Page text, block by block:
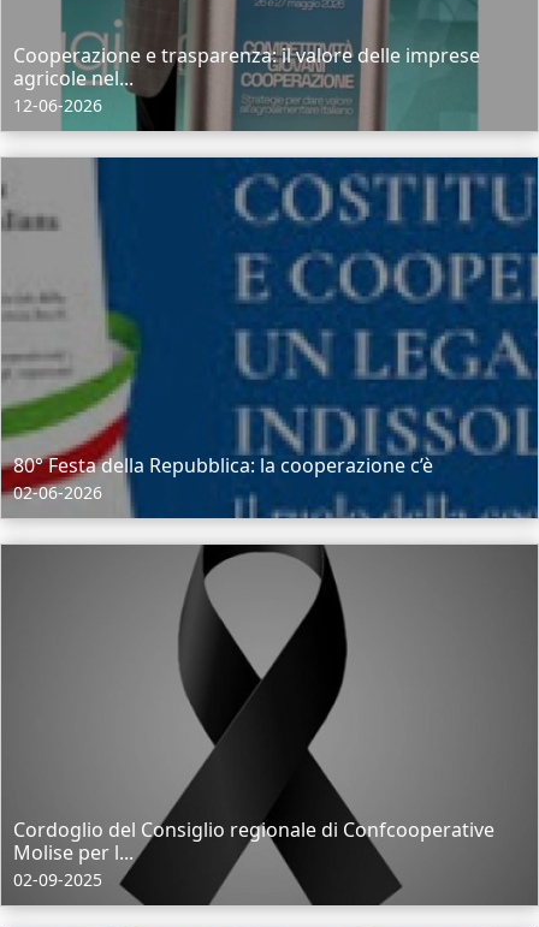
Cooperazione e trasparenza: il valore delle imprese
agricole nel...
12-06-2026
80° Festa della Repubblica: la cooperazione c’è
02-06-2026
Cordoglio del Consiglio regionale di Confcooperative
Molise per l...
02-09-2025